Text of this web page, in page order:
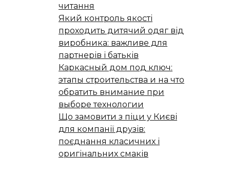
читання
Який контроль якості
проходить дитячий одяг від
виробника: важливе для
партнерів і батьків
Каркасный дом под ключ:
этапы строительства и на что
обратить внимание при
выборе технологии
Що замовити з піци у Києві
для компанії друзів:
поєднання класичних і
оригінальних смаків